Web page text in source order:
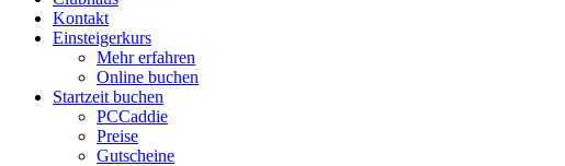
Kontakt
Einsteigerkurs
Mehr erfahren
Online buchen
Startzeit buchen
PCCaddie
Preise
Gutscheine